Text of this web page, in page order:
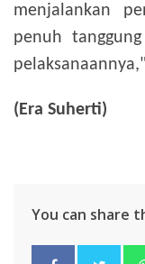
menjalankan
penuh
(Era Suherti)
You can share